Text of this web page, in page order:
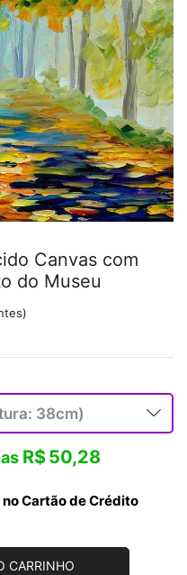
Canvas com
do Museu
R$50,28
Cartão de Crédito
CARRINHO